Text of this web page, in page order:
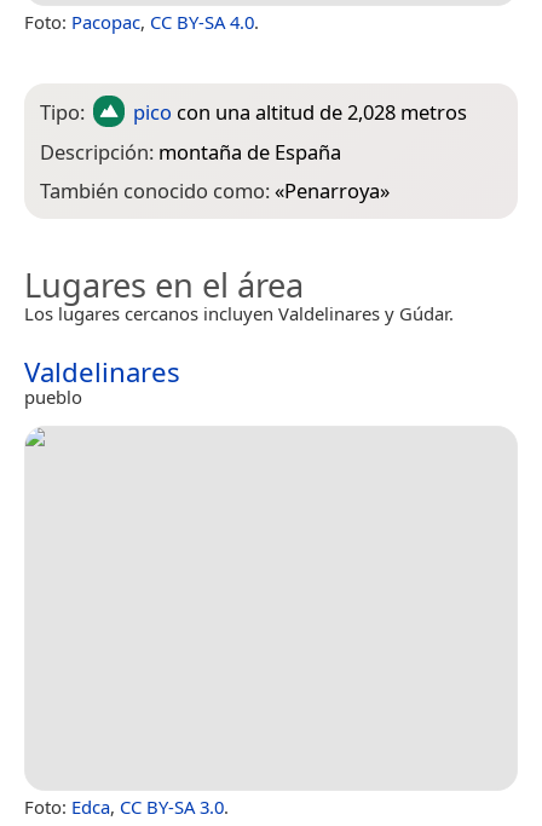
Foto: Pacopac, CC BY-SA 4.0.
Tipo: pico con una altitud de 2,028 metros
Descripción: montaña de España
También conocido como:«Penarroya»
Lugares en el área
Los lugares cercanos incluyen Valdelinares y Gúdar.
Valdelinares
pueblo
Foto: Edca, CC BY-SA 3.0.